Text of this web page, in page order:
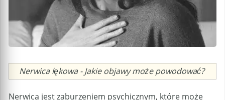
Caption
Nerwica lękowa - Jakie objawy może powodować?
Nerwica jest zaburzeniem psychicznym, które może